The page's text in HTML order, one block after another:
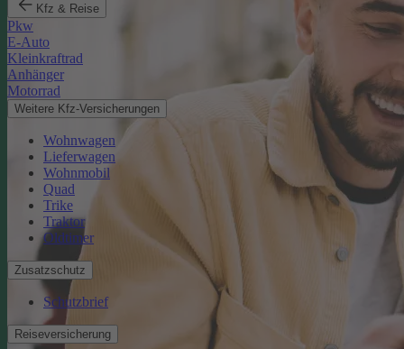
Kfz & Reise
Pkw
E-Auto
Kleinkraftrad
Anhänger
Motorrad
Weitere Kfz-Versicherungen
Wohnwagen
Lieferwagen
Wohnmobil
Quad
Trike
Traktor
Oldtimer
Zusatzschutz
Schutzbrief
Reiseversicherung